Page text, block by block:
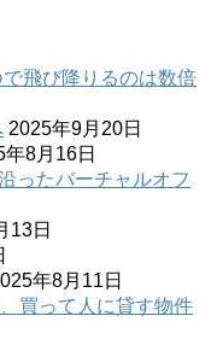
飛び降りるのは数倍
2025年9月20日
年8月16日
ったバーチャルオフ
13日
年8月11日
買って人に貸す物件